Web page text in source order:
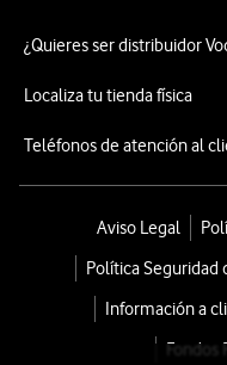
¿Quieres ser distribuidor
Localiza tu tienda física
Teléfonos de atención al
Aviso Legal
Política Seguridad
Información a
Fondos